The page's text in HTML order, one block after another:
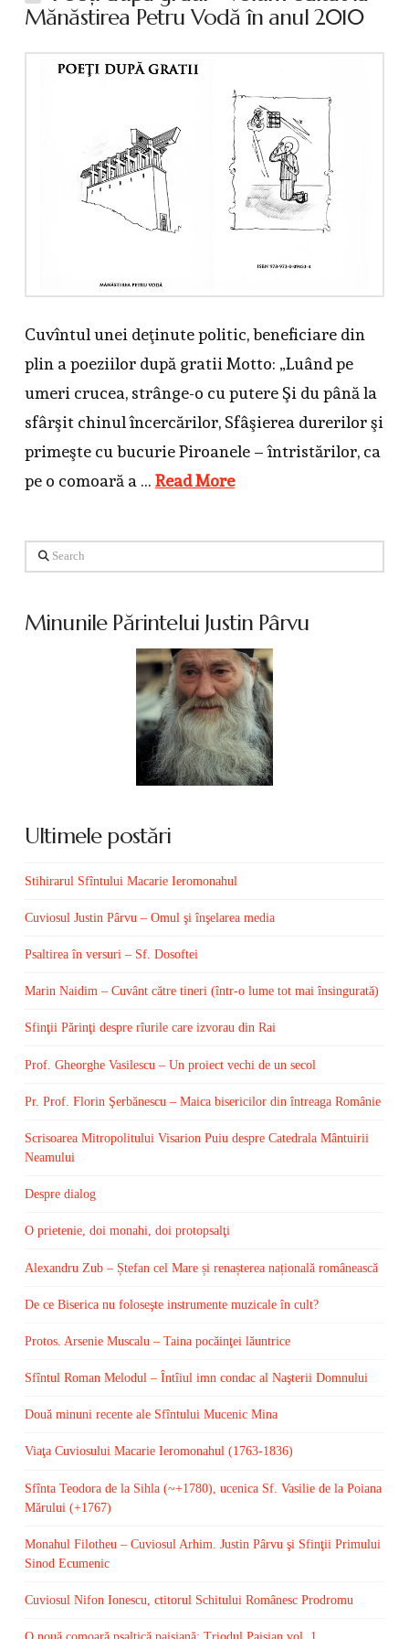
Mănăstirea Petru Vodă în anul 2010
Cuvîntul unei deţinute politic, beneficiare din
plin a poeziilor după gratii Motto: „Luând pe
umeri crucea, strânge-o cu putere Şi du până la
sfârşit chinul încercărilor, Sfâşierea durerilor şi
primeşte cu bucurie Piroanele – întristărilor, ca
pe o comoară a … Read More
Search
Minunile Părintelui Justin Pârvu
Ultimele postări
Stihirarul Sfîntului Macarie Ieromonahul
Cuviosul Justin Pârvu – Omul şi înşelarea media
Psaltirea în versuri – Sf. Dosoftei
Marin Naidim – Cuvânt către tineri (într-o lume tot mai însingurată)
Sfinţii Părinţi despre rîurile care izvorau din Rai
Prof. Gheorghe Vasilescu – Un proiect vechi de un secol
Pr. Prof. Florin Şerbănescu – Maica bisericilor din întreaga Românie
Scrisoarea Mitropolitului Visarion Puiu despre Catedrala Mântuirii
Neamului
Despre dialog
O prietenie, doi monahi, doi protopsalţi
Alexandru Zub – Ștefan cel Mare și renașterea națională românească
De ce Biserica nu foloseşte instrumente muzicale în cult?
Protos. Arsenie Muscalu – Taina pocăinţei lăuntrice
Sfîntul Roman Melodul – Întîiul imn condac al Naşterii Domnului
Două minuni recente ale Sfîntului Mucenic Mina
Viaţa Cuviosului Macarie Ieromonahul (1763-1836)
Sfînta Teodora de la Sihla (~+1780), ucenica Sf. Vasilie de la Poiana
Mărului (+1767)
Monahul Filotheu – Cuviosul Arhim. Justin Pârvu şi Sfinţii Primului
Sinod Ecumenic
Cuviosul Nifon Ionescu, ctitorul Schitului Românesc Prodromu